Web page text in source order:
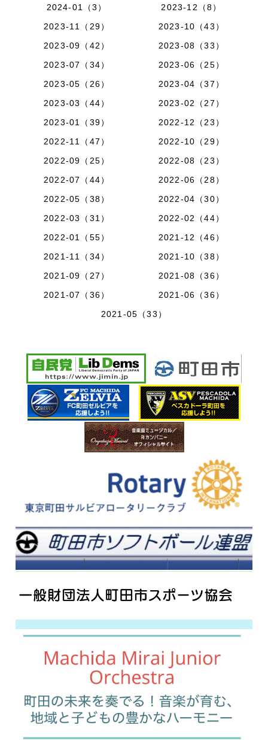
2024-01（3）
2023-12（8）
2023-11（29）
2023-10（43）
2023-09（42）
2023-08（33）
2023-07（34）
2023-06（25）
2023-05（26）
2023-04（37）
2023-03（44）
2023-02（27）
2023-01（39）
2022-12（23）
2022-11（47）
2022-10（29）
2022-09（25）
2022-08（23）
2022-07（44）
2022-06（28）
2022-05（38）
2022-04（30）
2022-03（31）
2022-02（44）
2022-01（55）
2021-12（46）
2021-11（34）
2021-10（38）
2021-09（27）
2021-08（36）
2021-07（36）
2021-06（36）
2021-05（33）